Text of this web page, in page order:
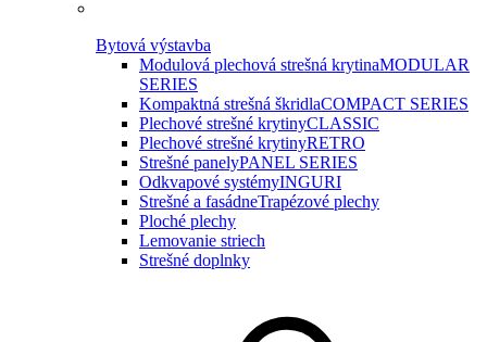
Bytová výstavba
Modulová plechová strešná krytinaMODULAR
SERIES
Kompaktná strešná škridlaCOMPACT SERIES
Plechové strešné krytinyCLASSIC
Plechové strešné krytinyRETRO
Strešné panelyPANEL SERIES
Odkvapové systémyINGURI
Strešné a fasádneTrapézové plechy
Ploché plechy
Lemovanie striech
Strešné doplnky